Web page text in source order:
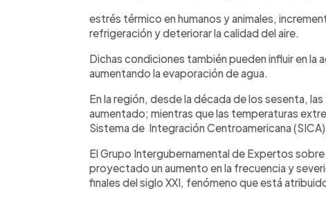
estrés térmico en humanos y animales,
refrigeración y deteriorar la calidad del aire.
Dichas condiciones también pueden influir en
aumentando la evaporación de agua.
En la región, desde la década de los sesenta,
aumentado; mientras que las temperaturas
Sistema de Integración Centroamericana (SICA).
El Grupo Intergubernamental de Expertos
proyectado un aumento en la frecuencia y
finales del siglo XXI, fenómeno que está